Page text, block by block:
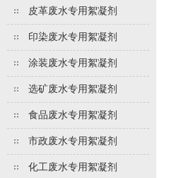
皮革废水专用絮凝剂
印染废水专用絮凝剂
涂装废水专用絮凝剂
选矿废水专用絮凝剂
食品废水专用絮凝剂
市政废水专用絮凝剂
化工废水专用絮凝剂